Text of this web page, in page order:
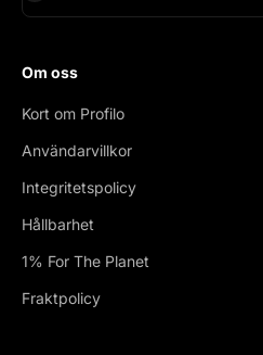
Om oss
Kort om Profilo
Användarvillkor
Integritetspolicy
Hållbarhet
1% For The Planet
Fraktpolicy